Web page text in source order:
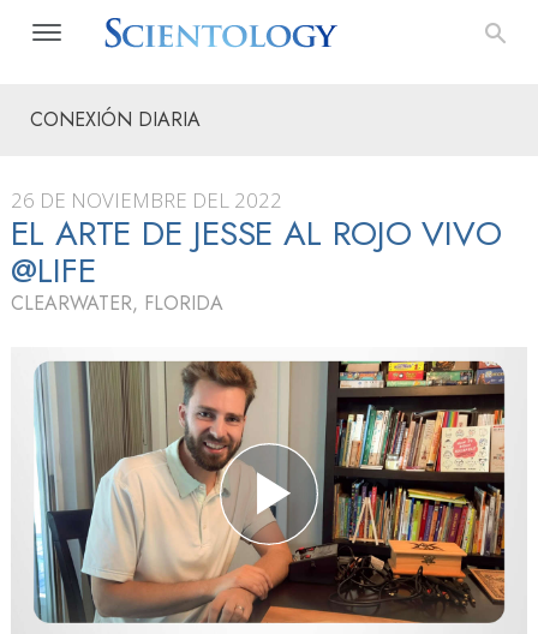
CONEXIÓN DIARIA
26 DE NOVIEMBRE DEL 2022
EL ARTE DE JESSE AL ROJO VIVO
@LIFE
CLEARWATER, FLORIDA